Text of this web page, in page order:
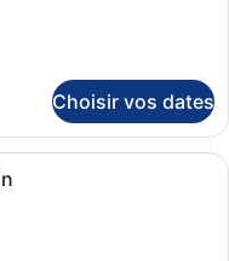
Choisir vos dates
d’hôtel avec un